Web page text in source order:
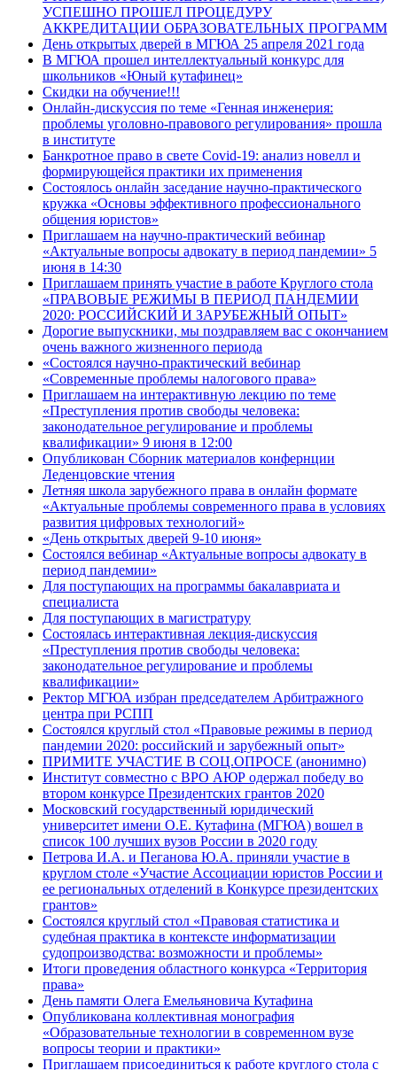
УСПЕШНО ПРОШЕЛ ПРОЦЕДУРУ
АККРЕДИТАЦИИ ОБРАЗОВАТЕЛЬНЫХ ПРОГРАММ
День открытых дверей в МГЮА 25 апреля 2021 года
В МГЮА прошел интеллектуальный конкурс для
школьников «Юный кутафинец»
Скидки на обучение!!!
Онлайн-дискуссия по теме «Генная инженерия:
проблемы уголовно-правового регулирования» прошла
в институте
Банкротное право в свете Covid-19: анализ новелл и
формирующейся практики их применения
Состоялось онлайн заседание научно-практического
кружка «Основы эффективного профессионального
общения юристов»
Приглашаем на научно-практический вебинар
«Актуальные вопросы адвокату в период пандемии» 5
июня в 14:30
Приглашаем принять участие в работе Круглого стола
«ПРАВОВЫЕ РЕЖИМЫ В ПЕРИОД ПАНДЕМИИ
2020: РОССИЙСКИЙ И ЗАРУБЕЖНЫЙ ОПЫТ»
Дорогие выпускники, мы поздравляем вас с окончанием
очень важного жизненного периода
«Состоялся научно-практический вебинар
«Современные проблемы налогового права»
Приглашаем на интерактивную лекцию по теме
«Преступления против свободы человека:
законодательное регулирование и проблемы
квалификации» 9 июня в 12:00
Опубликован Сборник материалов конфернции
Леденцовские чтения
Летняя школа зарубежного права в онлайн формате
«Актуальные проблемы современного права в условиях
развития цифровых технологий»
«День открытых дверей 9-10 июня»
Состоялся вебинар «Актуальные вопросы адвокату в
период пандемии»
Для поступающих на программы бакалавриата и
специалиста
Для поступающих в магистратуру
Состоялась интерактивная лекция-дискуссия
«Преступления против свободы человека:
законодательное регулирование и проблемы
квалификации»
Ректор МГЮА избран председателем Арбитражного
центра при РСПП
Состоялся круглый стол «Правовые режимы в период
пандемии 2020: российский и зарубежный опыт»
ПРИМИТЕ УЧАСТИЕ В СОЦ.ОПРОСЕ (анонимно)
Институт совместно с ВРО АЮР одержал победу во
втором конкурсе Президентских грантов 2020
Московский государственный юридический
университет имени О.Е. Кутафина (МГЮА) вошел в
список 100 лучших вузов России в 2020 году
Петрова И.А. и Пеганова Ю.А. приняли участие в
круглом столе «Участие Ассоциации юристов России и
ее региональных отделений в Конкурсе президентских
грантов»
Состоялся круглый стол «Правовая статистика и
судебная практика в контексте информатизации
судопроизводства: возможности и проблемы»
Итоги проведения областного конкурса «Территория
права»
День памяти Олега Емельяновича Кутафина
Опубликована коллективная монография
«Образовательные технологии в современном вузе
вопросы теории и практики»
Приглашаем присоединиться к работе круглого стола с